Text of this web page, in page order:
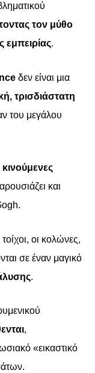
τον μύθο
εμπειρίας.
δεν είναι μια
τρισδιάστατη
του μεγάλου
και
οι κολώνες,
σε έναν μαγικό
.
,
«εικαστικό